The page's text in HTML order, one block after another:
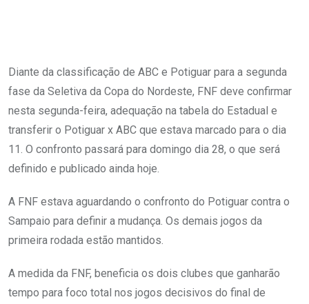
Diante da classificação de ABC e Potiguar para a segunda
fase da Seletiva da Copa do Nordeste, FNF deve confirmar
nesta segunda-feira, adequação na tabela do Estadual e
transferir o Potiguar x ABC que estava marcado para o dia
11. O confronto passará para domingo dia 28, o que será
definido e publicado ainda hoje.
A FNF estava aguardando o confronto do Potiguar contra o
Sampaio para definir a mudança. Os demais jogos da
primeira rodada estão mantidos.
A medida da FNF, beneficia os dois clubes que ganharão
tempo para foco total nos jogos decisivos do final de